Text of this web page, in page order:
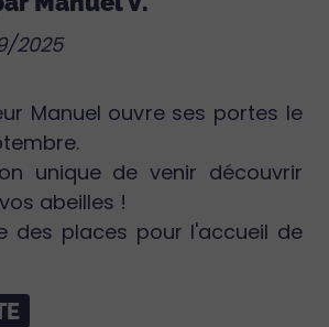
2025
Manuel ouvre ses portes le
unique de venir découvrir
abeilles !
des places pour l'accueil de